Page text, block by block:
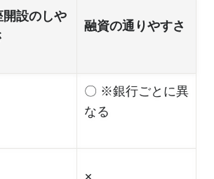
開設のしや
融資の通りやすさ
〇 ※銀行ごとに異
なる
×